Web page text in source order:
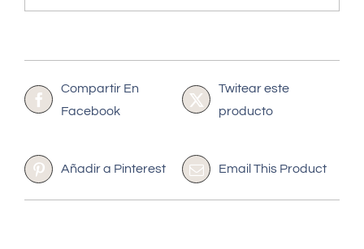
Compartir En
Facebook
Twitear este
producto
Añadir a Pinterest Email This Product